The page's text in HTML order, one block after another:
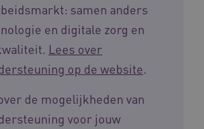
samen anders
en digitale zorg en
Lees over
op de website.
de mogelijkheden van
voor jouw
vilans.blueconic.net